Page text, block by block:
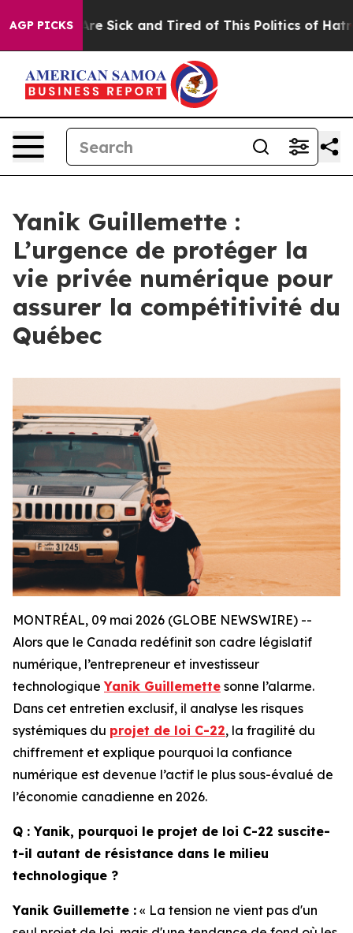
AGP PICKSAre Sick and Tired of This Politics of Hatred”
Yanik Guillemette :
L’urgence de protéger la
vie privée numérique pour
assurer la compétitivité du
Québec
MONTRÉAL, 09 mai 2026 (GLOBE NEWSWIRE) --
Alors que le Canada redéfinit son cadre législatif
numérique, l’entrepreneur et investisseur
technologiqueYanik Guillemette sonne l’alarme.
Dans cet entretien exclusif, il analyse les risques
systémiques du projet de loi C-22, la fragilité du
chiffrement et explique pourquoi la confiance
numérique est devenue l’actif le plus sous-évalué de
l’économie canadienne en 2026.
Q : Yanik, pourquoi le projet de loi C-22 suscite-
t-il autant de résistance dans le milieu
technologique ?
Yanik Guillemette : « La tension ne vient pas d'un